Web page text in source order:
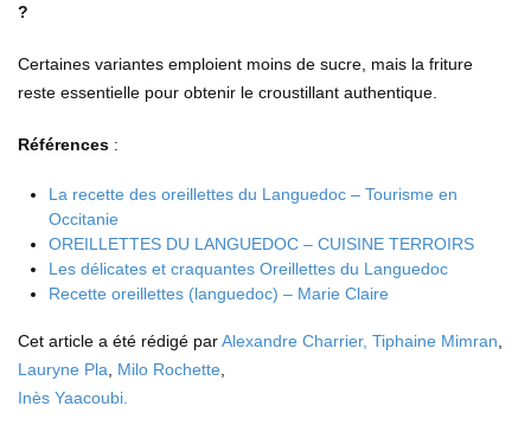
?
Certaines variantes emploient moins de sucre, mais la friture
reste essentielle pour obtenir le croustillant authentique.
Références :
La recette des oreillettes du Languedoc – Tourisme en
Occitanie
OREILLETTES DU LANGUEDOC – CUISINE TERROIRS
Les délicates et craquantes Oreillettes du Languedoc
Recette oreillettes (languedoc) – Marie Claire
Cet article a été rédigé parAlexandre Charrier, Tiphaine Mimran
Lauryne Pla
Milo Rochette
Inès Yaacoubi.